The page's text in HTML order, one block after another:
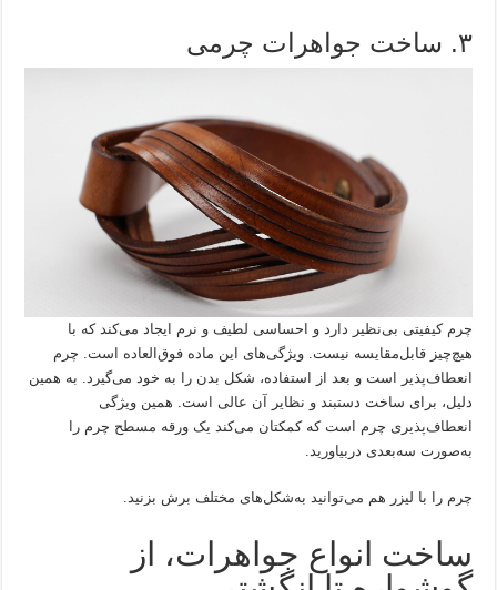
۳. ساخت جواهرات چرمی
چرم کیفیتی بی‌نظیر دارد و احساسی لطیف و نرم ایجاد می‌کند که با
هیچ‌چیز قابل‌مقایسه نیست. ویژگی‌های این ماده فوق‌العاده است. چرم
انعطاف‌پذیر است و بعد از استفاده، شکل بدن را به خود می‌گیرد. به همین
دلیل، برای ساخت دستبند و نظایر آن عالی است. همین ویژگی
انعطاف‌پذیری چرم است که کمکتان می‌کند یک ورقه مسطح چرم را
به‌صورت سه‌بعدی دربیاورید.
چرم را با لیزر هم می‌توانید به‌شکل‌های مختلف برش بزنید.
ساخت انواع جواهرات، از